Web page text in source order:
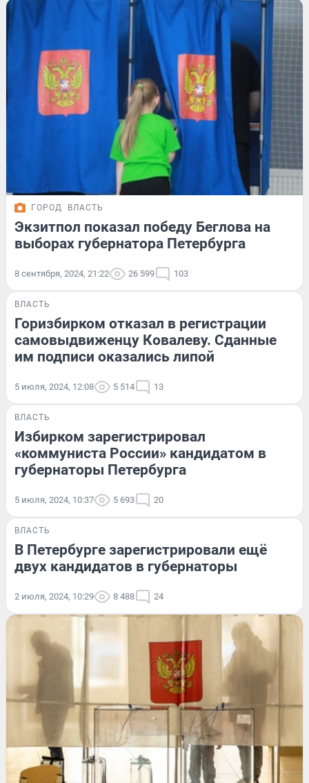
ГОРОД ВЛАСТЬ
Экзитпол показал победу Беглова на
выборах губернатора Петербурга
8 сентября, 2024, 21:22 26 599 103
ВЛАСТЬ
Горизбирком отказал в регистрации
самовыдвиженцу Ковалеву. Сданные
им подписи оказались липой
5 июля, 2024, 12:08 5 514 13
ВЛАСТЬ
Избирком зарегистрировал
«коммуниста России» кандидатом в
губернаторы Петербурга
5 июля, 2024, 10:37 5 693 20
ВЛАСТЬ
В Петербурге зарегистрировали ещё
двух кандидатов в губернаторы
2 июля, 2024, 10:29 8 488 24